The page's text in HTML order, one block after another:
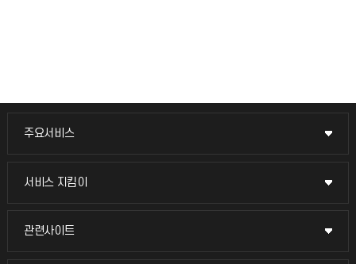
주요서비스
주요서비스
교무회의방송
서비스 지킴이
서비스 지킴이
묻고 답하기
관련사이트
관련사이트